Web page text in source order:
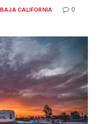
BAJA CALIFORNIA
0